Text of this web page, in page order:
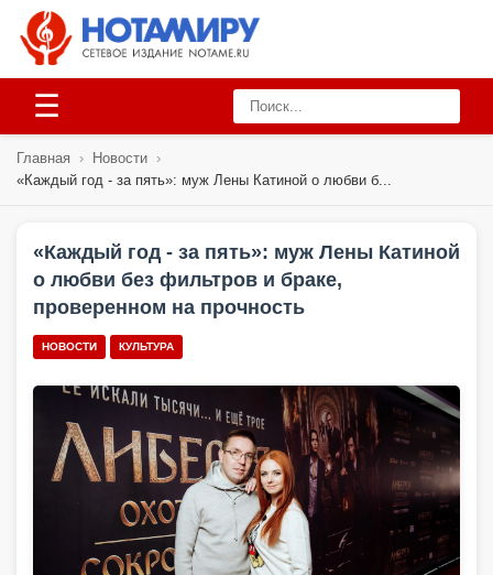
☰
Главная › Новости ›
«Каждый год - за пять»: муж Лены Катиной о любви б...
«Каждый год - за пять»: муж Лены Катиной
о любви без фильтров и браке,
проверенном на прочность
НОВОСТИ КУЛЬТУРА